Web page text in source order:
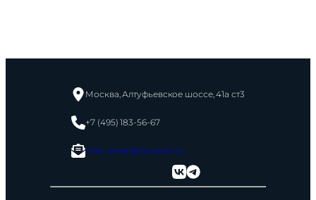
Москва, Алтуфьевское шоссе, 41а ст3
+7 (495) 183-56-67
msk_sever@4suvenir.ru